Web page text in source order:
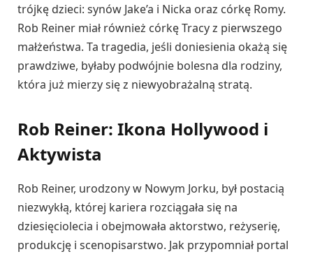
trójkę dzieci: synów Jake’a i Nicka oraz córkę Romy.
Rob Reiner miał również córkę Tracy z pierwszego
małżeństwa. Ta tragedia, jeśli doniesienia okażą się
prawdziwe, byłaby podwójnie bolesna dla rodziny,
która już mierzy się z niewyobrażalną stratą.
Rob Reiner: Ikona Hollywood i
Aktywista
Rob Reiner, urodzony w Nowym Jorku, był postacią
niezwykłą, której kariera rozciągała się na
dziesięciolecia i obejmowała aktorstwo, reżyserię,
produkcję i scenopisarstwo. Jak przypomniał portal